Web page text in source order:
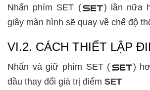
Nhấn phím SET (
) lần nữa
giây màn hình sẽ quay về chế độ
VI.2. CÁCH THIẾT LẬP
Nhấn và giữ phím SET (
)
đầu thay đổi giá trị điểm SET